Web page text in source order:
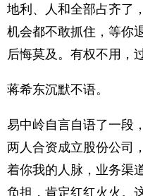
地利、人和全部占齐了
机会都不敢抓住，等你
后悔莫及。有权不用，
蒋希东沉默不语。
易中岭自言自语了一段
两人合资成立股份公司
着你我的人脉，业务渠
负担，肯定红红火火。